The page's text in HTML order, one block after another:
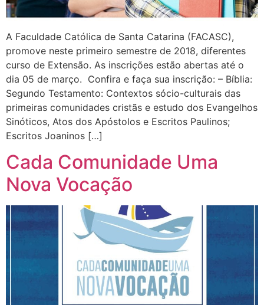
A Faculdade Católica de Santa Catarina (FACASC),
promove neste primeiro semestre de 2018, diferentes
curso de Extensão. As inscrições estão abertas até o
dia 05 de março. Confira e faça sua inscrição: – Bíblia:
Segundo Testamento: Contextos sócio-culturais das
primeiras comunidades cristãs e estudo dos Evangelhos
Sinóticos, Atos dos Apóstolos e Escritos Paulinos;
Escritos Joaninos […]
Cada Comunidade Uma
Nova Vocação